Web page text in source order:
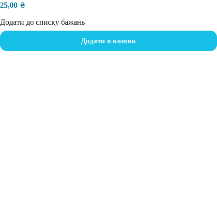
25,00 ₴
Додати до списку бажань
Додати в кошик